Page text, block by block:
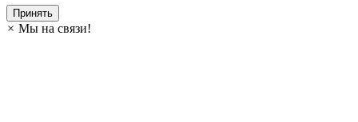
Принять
× Мы на связи!